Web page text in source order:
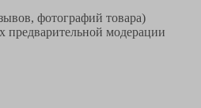
фотографий товара)
предварительной модерации